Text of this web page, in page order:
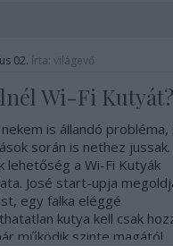
02. írta: világevő
Wi-Fi Kutyát?
nekem is állandó probléma,
során is nethez
lehetőség a Wi-Fi Kutyák
José start-upja
egy falka eléggé
kutya kell csak
működik szinte magától.…